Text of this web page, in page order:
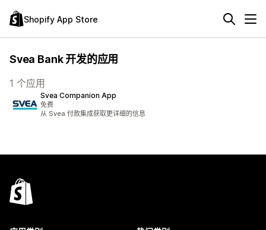
Shopify App Store
Svea Bank 开发的应用
1 个应用
Svea Companion App
免费
从 Svea 付款集成获取更详细的信息